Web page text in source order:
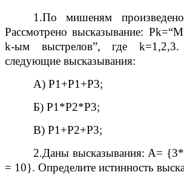
1.По мишеням
Рассмотрено высказывание:
k-ым выстрелов”, где
следующие высказывания:
А) P1+P1+P3;
Б) P1*P2*P3;
B) P1+P2+P3;
2.Даны высказывания: А=
= 10}. Определите истинность